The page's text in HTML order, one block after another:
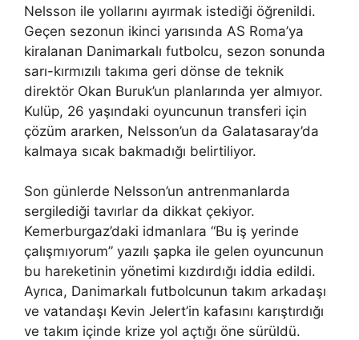
Nelsson ile yollarını ayırmak istediği öğrenildi.
Geçen sezonun ikinci yarısında AS Roma’ya
kiralanan Danimarkalı futbolcu, sezon sonunda
sarı-kırmızılı takıma geri dönse de teknik
direktör Okan Buruk’un planlarında yer almıyor.
Kulüp, 26 yaşındaki oyuncunun transferi için
çözüm ararken, Nelsson’un da Galatasaray’da
kalmaya sıcak bakmadığı belirtiliyor.
Son günlerde Nelsson’un antrenmanlarda
sergilediği tavırlar da dikkat çekiyor.
Kemerburgaz’daki idmanlara “Bu iş yerinde
çalışmıyorum” yazılı şapka ile gelen oyuncunun
bu hareketinin yönetimi kızdırdığı iddia edildi.
Ayrıca, Danimarkalı futbolcunun takım arkadaşı
ve vatandaşı Kevin Jelert’in kafasını karıştırdığı
ve takım içinde krize yol açtığı öne sürüldü.